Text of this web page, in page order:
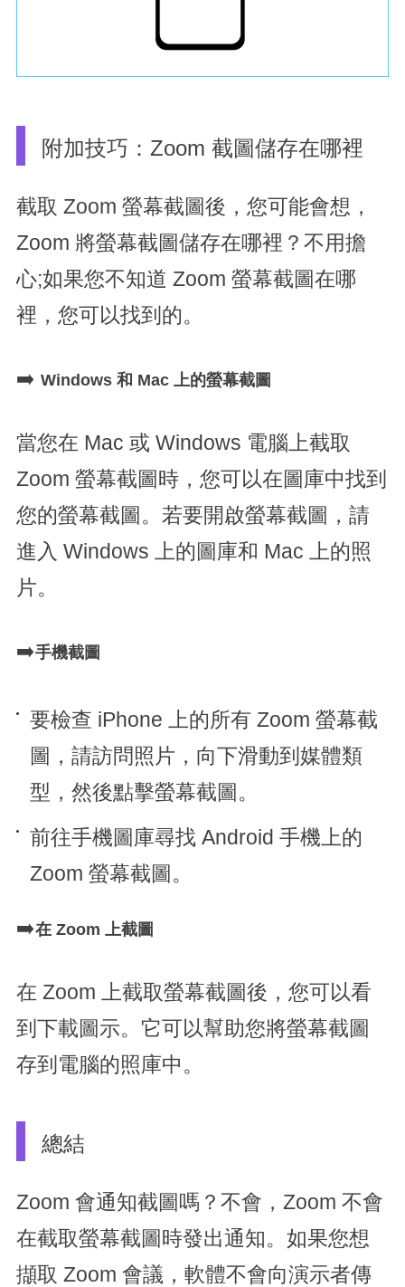
附加技巧：Zoom 截圖儲存在哪裡
截取 Zoom 螢幕截圖後，您可能會想，
Zoom 將螢幕截圖儲存在哪裡？不用擔
心;如果您不知道 Zoom 螢幕截圖在哪
裡，您可以找到的。
➡️ Windows 和 Mac 上的螢幕截圖
當您在 Mac 或 Windows 電腦上截取
Zoom 螢幕截圖時，您可以在圖庫中找到
您的螢幕截圖。若要開啟螢幕截圖，請
進入 Windows 上的圖庫和 Mac 上的照
片。
➡️手機截圖
要檢查 iPhone 上的所有 Zoom 螢幕截
圖，請訪問照片，向下滑動到媒體類
型，然後點擊螢幕截圖。
前往手機圖庫尋找 Android 手機上的
Zoom 螢幕截圖。
➡️在 Zoom 上截圖
在 Zoom 上截取螢幕截圖後，您可以看
到下載圖示。它可以幫助您將螢幕截圖
存到電腦的照庫中。
總結
Zoom 會通知截圖嗎？不會，Zoom 不會
在截取螢幕截圖時發出通知。如果您想
擷取 Zoom 會議，軟體不會向演示者傳